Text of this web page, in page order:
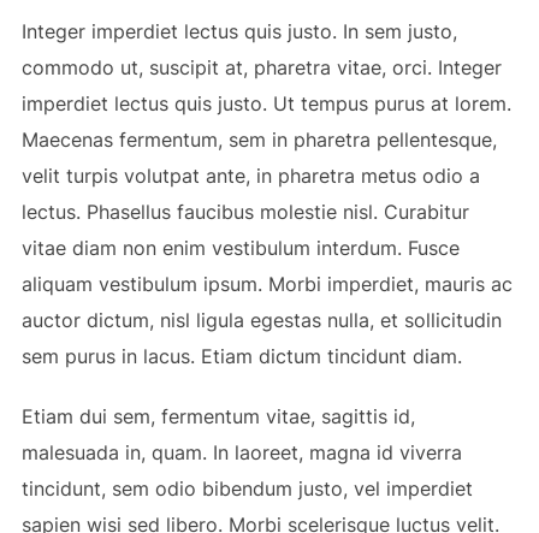
Integer imperdiet lectus quis justo. In sem justo,
commodo ut, suscipit at, pharetra vitae, orci. Integer
imperdiet lectus quis justo. Ut tempus purus at lorem.
Maecenas fermentum, sem in pharetra pellentesque,
velit turpis volutpat ante, in pharetra metus odio a
lectus. Phasellus faucibus molestie nisl. Curabitur
vitae diam non enim vestibulum interdum. Fusce
aliquam vestibulum ipsum. Morbi imperdiet, mauris ac
auctor dictum, nisl ligula egestas nulla, et sollicitudin
sem purus in lacus. Etiam dictum tincidunt diam.
Etiam dui sem, fermentum vitae, sagittis id,
malesuada in, quam. In laoreet, magna id viverra
tincidunt, sem odio bibendum justo, vel imperdiet
sapien wisi sed libero. Morbi scelerisque luctus velit.